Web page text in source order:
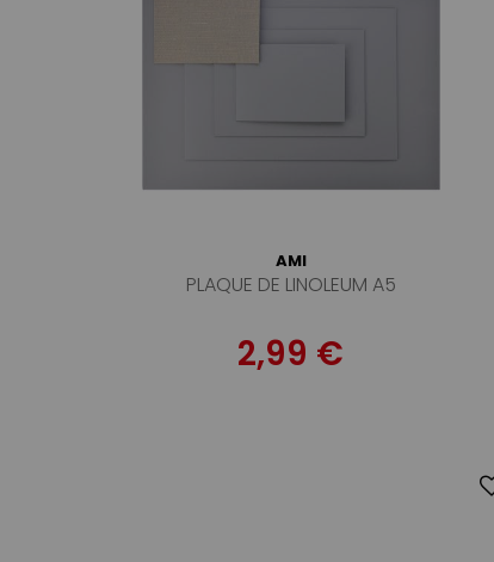
AMI
PLAQUE DE LINOLEUM A5
2,99 €